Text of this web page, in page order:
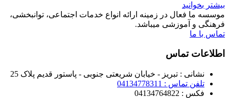
بیشتر بخوانید
موسسه ما فعال در زمینه ارائه انواع خدمات اجتماعی، توانبخشی،
فرهنگی و آموزشی میباشد.
تماس با ما
اطلاعات تماس
نشانی : تبریز - خیابان شریعتی جنوبی - پاستور قدیم پلاک 25
تلفن تماس : 04134778311
فکس : 04134764822